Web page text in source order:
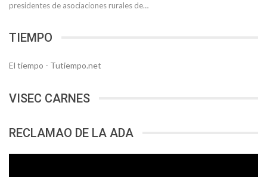
presidentes de asociaciones rurales de…
TIEMPO
El tiempo - Tutiempo.net
VISEC CARNES
RECLAMAO DE LA ADA